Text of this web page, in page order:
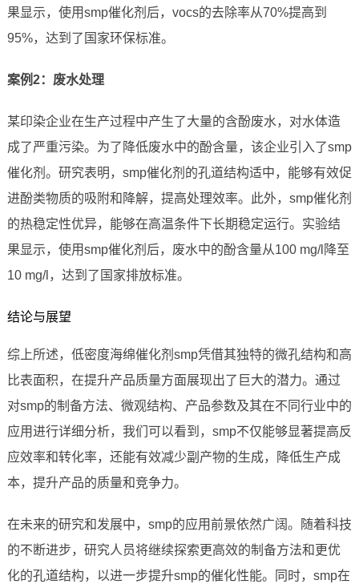
果显示，使用smp催化剂后，vocs的去除率从70%提高到
95%，达到了国家环保标准。
案例2：废水处理
某印染企业在生产过程中产生了大量的含酚废水，对水体造
成了严重污染。为了降低废水中的酚含量，该企业引入了smp
催化剂。研究表明，smp催化剂的孔道结构适中，能够有效促
进酚类物质的吸附和降解，提高处理效率。此外，smp催化剂
的热稳定性优异，能够在高温条件下长期稳定运行。实验结
果显示，使用smp催化剂后，废水中的酚含量从100 mg/l降至
10 mg/l，达到了国家排放标准。
结论与展望
综上所述，低密度海绵催化剂smp凭借其独特的微孔结构和高
比表面积，在提升产品质量方面展现出了巨大的潜力。通过
对smp的制备方法、微观结构、产品参数及其在不同行业中的
应用进行详细分析，我们可以看到，smp不仅能够显著提高反
应效率和转化率，还能有效减少副产物的生成，降低生产成
本，提升产品的质量和竞争力。
在未来的研究和发展中，smp的应用前景依然广阔。随着科技
的不断进步，研究人员将继续探索更高效的制备方法和更优
化的孔道结构，以进一步提升smp的催化性能。同时，smp在